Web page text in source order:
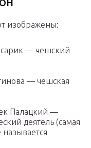
изображены:
— чешский
— чешская
Палацкий —
деятель (самая